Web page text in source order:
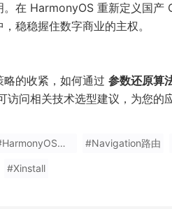
在 HarmonyOS 重新定义国产
稳稳握住数字商业的主权。
的收紧，如何通过 参数还原算
访问相关技术选型建议，为您的
#HarmonyOS归因 #Navigation路由
#Xinstall